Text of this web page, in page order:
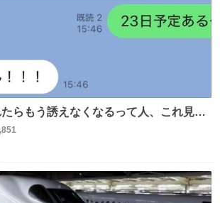
らもう誘えなくなるって人、これ見て